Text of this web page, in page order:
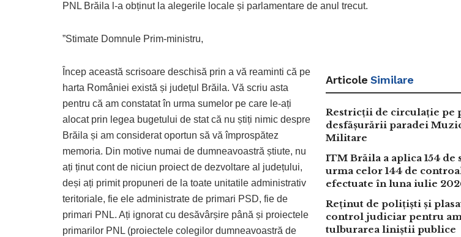
PNL Brăila l-a obținut la alegerile locale și parlamentare de anul trecut.
”Stimate Domnule Prim-ministru,
Articole Similare
Restricții de circulație pe
desfășurării paradei
Militare
ITM Brăila a aplica 154
urma celor 144 de
efectuate în luna iulie
Reținut de polițiști și
control judiciar pentru
tulburarea liniștii publice
Încep această scrisoare deschisă prin a vă reaminti că pe
harta României există și județul Brăila. Vă scriu asta
pentru că am constatat în urma sumelor pe care le-ați
alocat prin legea bugetului de stat că nu știți nimic despre
Brăila și am considerat oportun să vă împrospătez
memoria. Din motive numai de dumneavoastră știute, nu
ați ținut cont de niciun proiect de dezvoltare al județului,
deși ați primit propuneri de la toate unitatile administrativ
teritoriale, fie ele administrate de primari PSD, fie de
primari PNL. Ați ignorat cu desăvârșire până și proiectele
primarilor PNL (proiectele colegilor dumneavoastră de